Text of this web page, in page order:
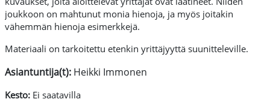
joukkoon on mahtunut monia hienoja, ja myös joitakin
vähemmän hienoja esimerkkejä.
Materiaali on tarkoitettu etenkin yrittäjyyttä suunitteleville.
Asiantuntija(t): Heikki Immonen
Kesto: Ei saatavilla